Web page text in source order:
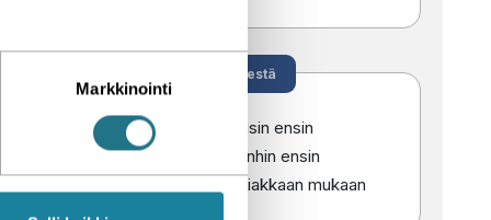
Markkinointi
Järjestä
Uusin ensin
Vanhin ensin
Asiakkaan mukaan